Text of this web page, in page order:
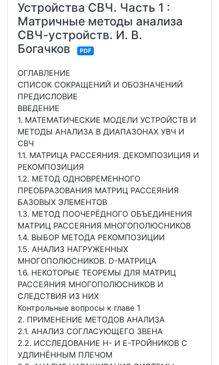
Устройства СВЧ. Часть 1 :
Матричные методы анализа
СВЧ-устройств. И. В.
Богачков
PDF
ОГЛАВЛЕНИЕ
СПИСОК СОКРАЩЕНИЙ И ОБОЗНАЧЕНИЙ
ПРЕДИСЛОВИЕ
ВВЕДЕНИЕ
1. МАТЕМАТИЧЕСКИЕ МОДЕЛИ УСТРОЙСТВ И
МЕТОДЫ АНАЛИЗА В ДИАПАЗОНАХ УВЧ И
СВЧ
1.1. МАТРИЦА РАССЕЯНИЯ. ДЕКОМПОЗИЦИЯ И
РЕКОМПОЗИЦИЯ
1.2. МЕТОД ОДНОВРЕМЕННОГО
ПРЕОБРАЗОВАНИЯ МАТРИЦ РАССЕЯНИЯ
БАЗОВЫХ ЭЛЕМЕНТОВ
1.3. МЕТОД ПООЧЕРЁДНОГО ОБЪЕДИНЕНИЯ
МАТРИЦ РАССЕЯНИЯ МНОГОПОЛЮСНИКОВ
1.4. ВЫБОР МЕТОДА РЕКОМПОЗИЦИИ
1.5. АНАЛИЗ НАГРУЖЕННЫХ
МНОГОПОЛЮСНИКОВ. D-МАТРИЦА
1.6. НЕКОТОРЫЕ ТЕОРЕМЫ ДЛЯ МАТРИЦ
РАССЕЯНИЯ МНОГОПОЛЮСНИКОВ И
СЛЕДСТВИЯ ИЗ НИХ
Контрольные вопросы к главе 1
2. ПРИМЕНЕНИЕ МЕТОДОВ АНАЛИЗА
2.1. АНАЛИЗ СОГЛАСУЮЩЕГО ЗВЕНА
2.2. ИССЛЕДОВАНИЕ H- И Е-ТРОЙНИКОВ С
УДЛИНЁННЫМ ПЛЕЧОМ